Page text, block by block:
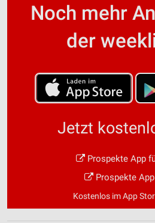
Noch mehr
der
Jetzt
Prospekte App
Prospekte
Kostenlos im App